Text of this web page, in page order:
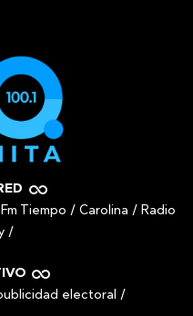
Fm Tiempo / Carolina / Radio
/
electoral /